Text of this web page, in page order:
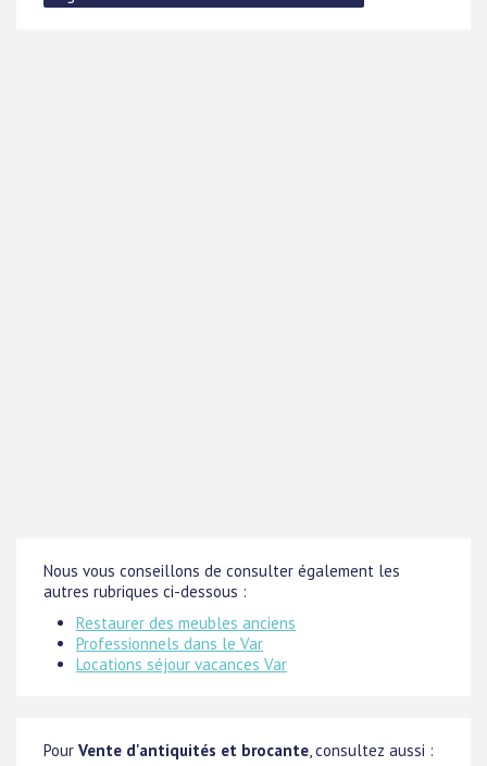
Nous vous conseillons de consulter également les
autres rubriques ci-dessous :
Restaurer des meubles anciens
Professionnels dans le Var
Locations séjour vacances Var
Pour Vente d'antiquités et brocante, consultez aussi :